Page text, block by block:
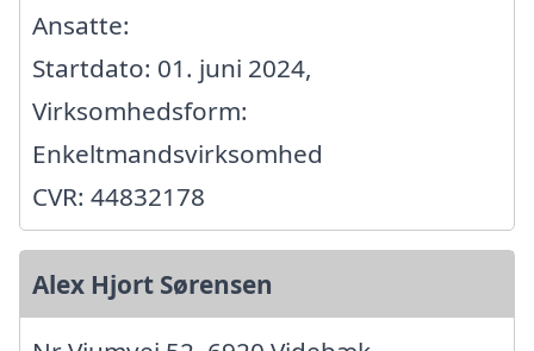
Ansatte:
Startdato: 01. juni 2024,
Virksomhedsform:
Enkeltmandsvirksomhed
CVR: 44832178
Alex Hjort Sørensen